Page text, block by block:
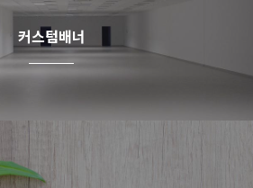
커스텀배너